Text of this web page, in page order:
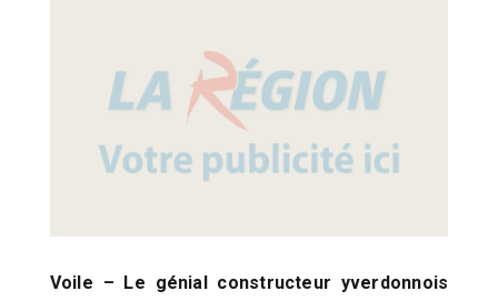
Voile – Le génial constructeur yverdonnois